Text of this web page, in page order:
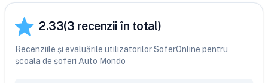
2.33(3 recenzii în total)
Recenziile și evaluările utilizatorilor SoferOnline pentru
școala de șoferi Auto Mondo